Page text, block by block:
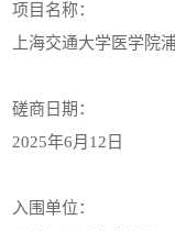
项目名称：
上海交通大学医学院
磋商日期：
2025年6月12日
入围单位：